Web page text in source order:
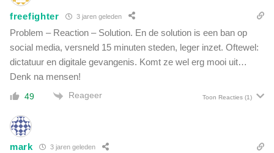
freefighter 3 jaren geleden
Problem – Reaction – Solution. En de solution is een ban op
social media, versneld 15 minuten steden, leger inzet. Oftewel:
dictatuur en digitale gevangenis. Komt ze wel erg mooi uit…
Denk na mensen!
49 Reageer Toon Reacties (1)
mark 3 jaren geleden